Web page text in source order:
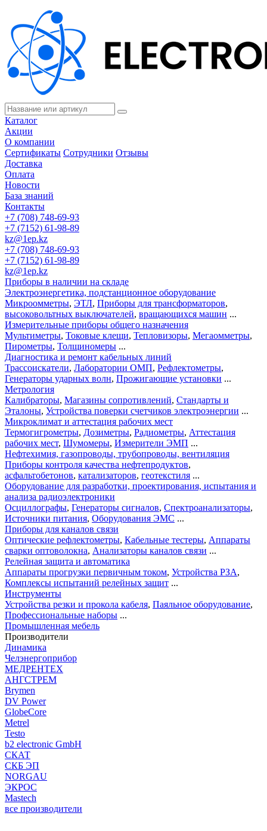
Каталог
Акции
О компании
Сертификаты Сотрудники Отзывы
Доставка
Оплата
Новости
База знаний
Контакты
+7 (708) 748-69-93
+7 (7152) 61-98-89
kz@1ep.kz
+7 (708) 748-69-93
+7 (7152) 61-98-89
kz@1ep.kz
Приборы в наличии на складе
Электроэнергетика, подстанционное оборудование
Микроомметры, ЭТЛ, Приборы для трансформаторов,
высоковольтных выключателей, вращающихся машин ...
Измерительные приборы общего назначения
Мультиметры, Токовые клещи, Тепловизоры, Мегаомметры,
Пирометры, Толщиномеры ...
Диагностика и ремонт кабельных линий
Трассоискатели, Лаборатории ОМП, Рефлектометры,
Генераторы ударных волн, Прожигающие установки ...
Метрология
Калибраторы, Магазины сопротивлений, Стандарты и
Эталоны, Устройства поверки счетчиков электроэнергии ...
Микроклимат и аттестация рабочих мест
Термогигрометры, Дозиметры, Радиометры, Аттестация
рабочих мест, Шумомеры, Измерители ЭМП ...
Нефтехимия, газопроводы, трубопроводы, вентиляция
Приборы контроля качества нефтепродуктов,
асфальтобетонов, катализаторов, геотекстиля ...
Оборудование для разработки, проектирования, испытания и
анализа радиоэлектроники
Осциллографы, Генераторы сигналов, Спектроанализаторы,
Источники питания, Оборудования ЭМС ...
Приборы для каналов связи
Оптические рефлектометры, Кабельные тестеры, Аппараты
сварки оптоволокна, Анализаторы каналов связи ...
Релейная защита и автоматика
Аппараты прогрузки первичным током, Устройства РЗА,
Комплексы испытаний релейных защит ...
Инструменты
Устройства резки и прокола кабеля, Паяльное оборудование,
Профессиональные наборы ...
Промышленная мебель
Производители
Динамика
Челэнергоприбор
МЕДРЕНТЕХ
АНГСТРЕМ
Brymen
DV Power
GlobeCore
Metrel
Testo
b2 electronic GmbH
СКАТ
СКБ ЭП
NORGAU
ЭКРОС
Mastech
все производители